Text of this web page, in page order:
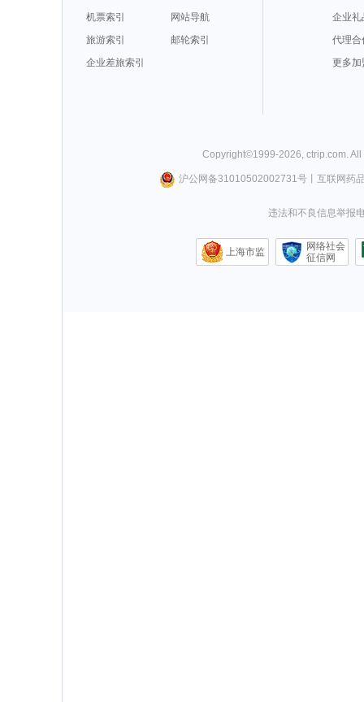
机票索引
网站导航
旅游索引
邮轮索引
企业差旅索引
企业礼
代理合
更多加
Copyright©1999-2026 ctrip.com .
沪公网备31010502002731号丨 互联网药
违法和不良信息举报
上海市监
网络社会
征信网